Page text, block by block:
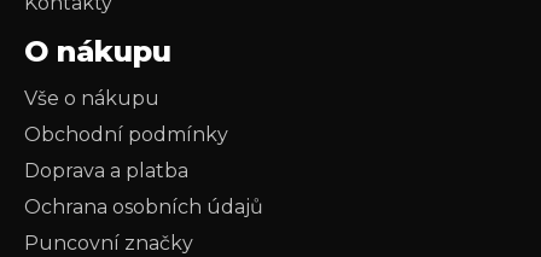
O nákupu
Vše o nákupu
Obchodní podmínky
Doprava a platba
Ochrana osobních údajů
Puncovní značky